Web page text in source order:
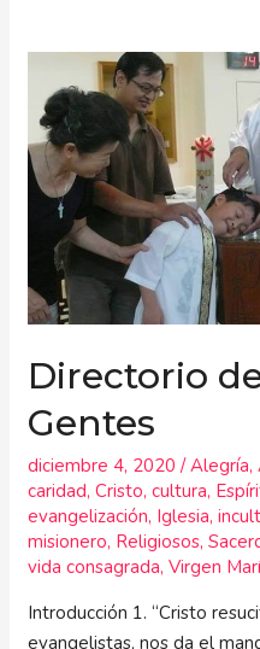
Directorio
Gentes
diciembre 4, 2020/Alegría,
caridad,Cristo,cultura,
evangelización, Iglesia,
misionero, Religiosos,
vida consagrada,Virgen
Introducción 1. “Cristo
evangelistas, nos da el
Directorio
de
Misión
Ad
Gentes